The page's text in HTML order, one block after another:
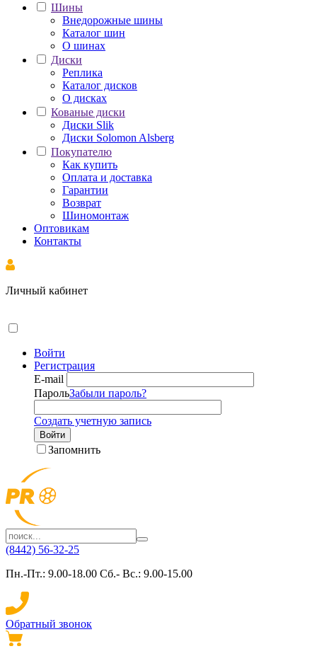
Шины
Внедорожные шины
Каталог шин
О шинах
Диски
Реплика
Каталог дисков
О дисках
Кованые диски
Диски Slik
Диски Solomon Alsberg
Покупателю
Как купить
Оплата и доставка
Гарантии
Возврат
Шиномонтаж
Оптовикам
Контакты
Личный кабинет
Войти
Регистрация
E-mail
ПарольЗабыли пароль?
Создать учетную запись
Войти
Запомнить
(8442) 56-32-25
Пн.-Пт.: 9.00-18.00 Сб.- Вс.: 9.00-15.00
Обратный звонок